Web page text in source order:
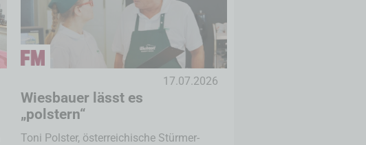
17.07.2026
Wiesbauer lässt es
„polstern“
Toni Polster, österreichische Stürmer-